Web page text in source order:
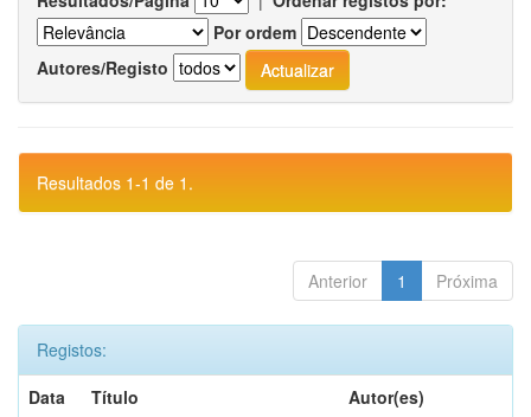
Por ordem
Autores/Registo
Resultados 1-1 de 1.
Anterior 1 Próxima
Registos:
Data
Título
Autor(es)